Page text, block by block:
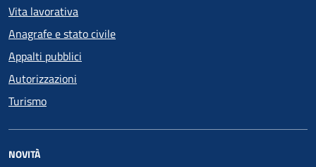
Vita lavorativa
Anagrafe e stato civile
Appalti pubblici
Autorizzazioni
Turismo
NOVITÀ